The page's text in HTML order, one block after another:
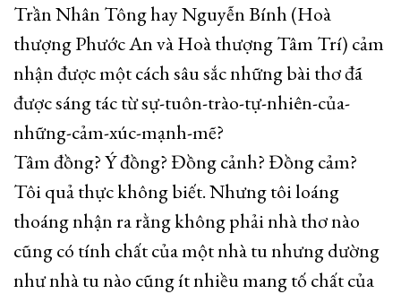
Trần Nhân Tông hay Nguyễn Bính (Hoà
thượng Phước An và Hoà thượng Tâm Trí) cảm
nhận được một cách sâu sắc những bài thơ đã
được sáng tác từ sự-tuôn-trào-tự-nhiên-của-
những-cảm-xúc-mạnh-mẽ?
Tâm đồng? Ý đồng? Đồng cảnh? Đồng cảm?
Tôi quả thực không biết. Nhưng tôi loáng
thoáng nhận ra rằng không phải nhà thơ nào
cũng có tính chất của một nhà tu nhưng dường
như nhà tu nào cũng ít nhiều mang tố chất của